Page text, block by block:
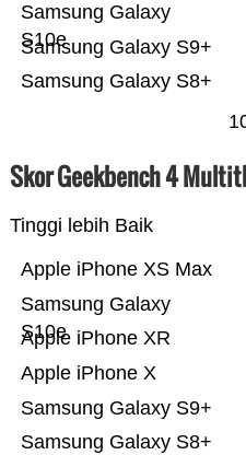
Samsung Galaxy S8+
Samsung Galaxy S9+
Samsung Galaxy
S10e
Skor Geekbench 4
Tinggi lebih Baik
Samsung Galaxy S8+
Samsung Galaxy S9+
Apple iPhone X
Apple iPhone XR
Samsung Galaxy
S10e
Apple iPhone XS Max